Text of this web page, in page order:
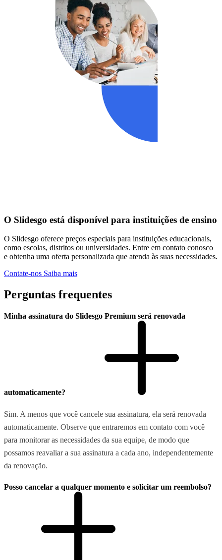
O Slidesgo está disponível para instituições de ensino
O Slidesgo oferece preços especiais para instituições educacionais,
como escolas, distritos ou universidades. Entre em contato conosco
e obtenha uma oferta personalizada que atenda às suas necessidades.
Contate-nos Saiba mais
Perguntas frequentes
Minha assinatura do Slidesgo Premium será renovada
automaticamente?
Sim. A menos que você cancele sua assinatura, ela será renovada
automaticamente. Observe que entraremos em contato com você
para monitorar as necessidades da sua equipe, de modo que
possamos reavaliar a sua assinatura a cada ano, independentemente
da renovação.
Posso cancelar a qualquer momento e solicitar um reembolso?